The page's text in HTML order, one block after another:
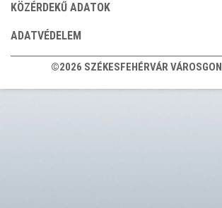
KÖZÉRDEKŰ ADATOK
ADATVÉDELEM
©2026 SZÉKESFEHÉRVÁR